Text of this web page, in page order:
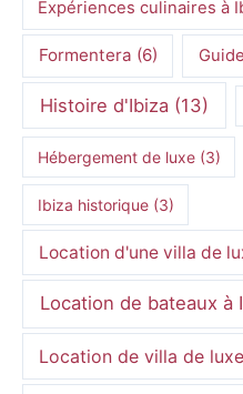
Expériences culinaires à
Formentera (6)
Histoire d'Ibiza (13)
Hébergement de luxe(3)
Ibiza historique(3)
Location d'une villa de
Location de bateaux à
Location de villa de